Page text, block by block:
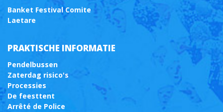
Banket Festival Comite
Laetare
PRAKTISCHE INFORMATIE
Pendelbussen
Zaterdag risico's
Processies
De feesttent
Arrêté de Police